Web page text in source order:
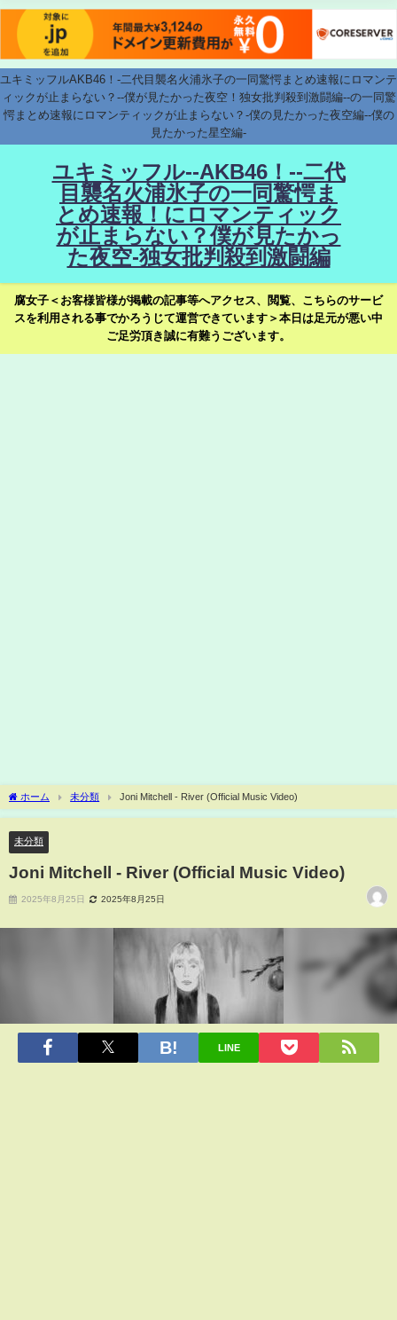
ユキミッフルAKB46！-二代目襲名火浦氷子の一同驚愕まとめ速報にロマンテ
ィックが止まらない？--僕が見たかった夜空！独女批判殺到激闘編--の一同驚
愕まとめ速報にロマンティックが止まらない？-僕の見たかった夜空編--僕の
見たかった星空編-
ユキミッフル--AKB46！--二代
目襲名火浦氷子の一同驚愕ま
とめ速報！にロマンティック
が止まらない？僕が見たかっ
た夜空-独女批判殺到激闘編
腐女子＜お客様皆様が掲載の記事等へアクセス、閲覧、こちらのサービ
スを利用される事でかろうじて運営できています＞本日は足元が悪い中
ご足労頂き誠に有難うございます。
ホーム 未分類 Joni Mitchell - River (Official Music Video)
未分類
Joni Mitchell - River (Official Music Video)
2025年8月25日 2025年8月25日
LINE